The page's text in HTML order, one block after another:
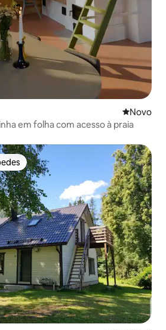
Novo
Novo
em folha com acesso à praia
dos hóspedes